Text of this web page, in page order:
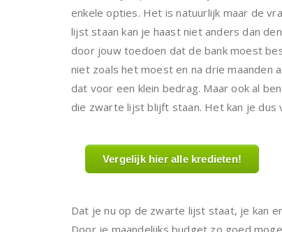
enkele opties. Het is natuurlijk maar de
lijst staan kan je haast niet anders dan
door jouw toedoen dat de bank moest
niet zoals het moest en na drie maanden
dat voor een klein bedrag. Maar ook al
die zwarte lijst blijft staan. Het kan je dus
Vergelijk hier alle kredieten!
Dat je nu op de zwarte lijst staat, je kan
Door je maandelijks budget zo goed